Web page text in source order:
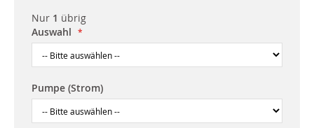
Nur 1 übrig
Auswahl
Pumpe (Strom)